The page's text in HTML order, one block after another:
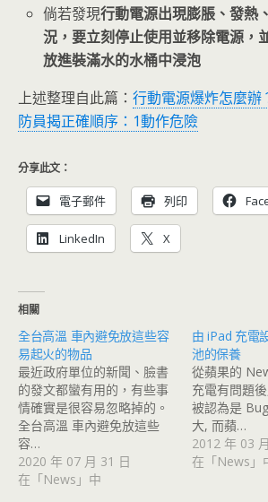
倘若發現行動電源出現膨脹、發熱
況，要立刻停止使用並移除電源，
放進裝滿水的水桶中浸泡
上述整理自此篇： 行動電源爆炸怎麼
防員揭正確順序：1動作危險
分享此文：
電子郵件 列印
LinkedIn X
相關
全台高溫 車內避免放這些容
易起火的物品
最近政府單位的新聞、臉書
的發文都蠻有用的，有些事
情確實是很容易忽略掉的。
全台高溫 車內避免放這些
容…
2020 年 07 月 31 日
在「News」中
由 iPad 充電
池的保養
從蘋果的
充電有問題
被認為是
大, 而蘋…
2012 年 03
在「News」